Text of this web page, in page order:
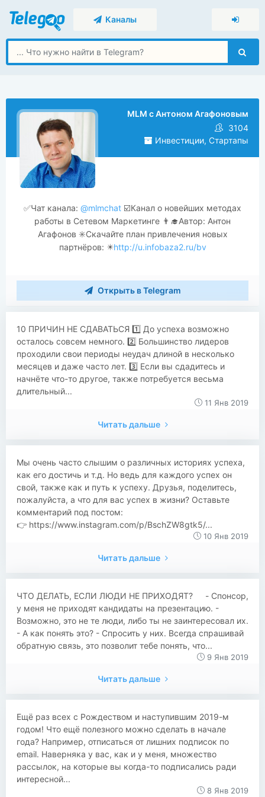
Каналы
MLM с Антоном Агафоновым
3104
Инвестиции, Стартапы
✅Чат канала: @mlmchat ☑️Канал о новейших методах
работы в Сетевом Маркетинге 👨‍🎓Автор: Антон
Агафонов ✳️Скачайте план привлечения новых
партнёров: ✴️http://u.infobaza2.ru/bv
Открыть в Telegram
10 ПРИЧИН НЕ СДАВАТЬСЯ 1️⃣ До успеха возможно
осталось совсем немного. 2️⃣ Большинство лидеров
проходили свои периоды неудач длиной в несколько
месяцев и даже часто лет. 3️⃣ Если вы сдадитесь и
начнёте что-то другое, также потребуется весьма
длительный...
11 Янв 2019
Читать дальше
Мы очень часто слышим о различных историях успеха,
как его достичь и т.д. Но ведь для каждого успех он
свой, также как и путь к успеху. Друзья, поделитесь,
пожалуйста, а что для вас успех в жизни? Оставьте
комментарий под постом:
👉 https://www.instagram.com/p/BschZW8gtk5/...
10 Янв 2019
Читать дальше
ЧТО ДЕЛАТЬ, ЕСЛИ ЛЮДИ НЕ ПРИХОДЯТ? ᅠ - Спонсор,
у меня не приходят кандидаты на презентацию. -
Возможно, это не те люди, либо ты не заинтересовал их.
- А как понять это? - Спросить у них. Всегда спрашивай
обратную связь, это позволит тебе понять, что...
9 Янв 2019
Читать дальше
Ещё раз всех с Рождеством и наступившим 2019-м
годом! Что ещё полезного можно сделать в начале
года? Например, отписаться от лишних подписок по
email. Наверняка у вас, как и у меня, множество
рассылок, на которые вы когда-то подписались ради
интересной...
8 Янв 2019